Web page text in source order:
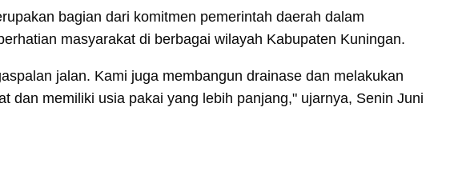
bagian dari komitmen pemerintah daerah dalam
masyarakat di berbagai wilayah Kabupaten Kuningan.
jalan. Kami juga membangun drainase dan melakukan
dan memiliki usia pakai yang lebih panjang," ujarnya, Senin Juni